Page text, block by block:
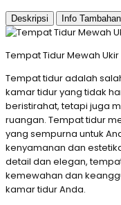
Deskripsi Info Tambahan
Tempat Tidur Mewah
Tempat tidur adalah
kamar tidur yang tidak
beristirahat, tetapi juga
ruangan. Tempat tidur
yang sempurna untuk
kenyamanan dan
detail dan elegan,
kemewahan dan
kamar tidur Anda.